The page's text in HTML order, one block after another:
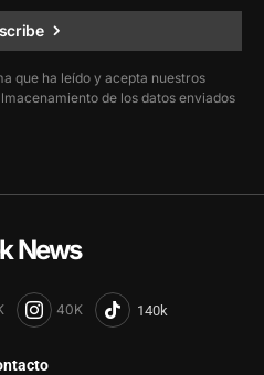
que ha leído y acepta nuestros
de los datos enviados
News
40K